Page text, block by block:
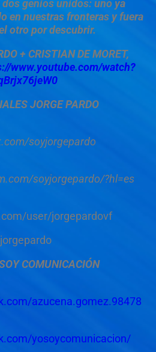
genios unidos: uno ya
en nuestras fronteras y fuera
otro por descubrir.
+ CRISTIAN DE MORET,
www.youtube.com/watch?
JORGE PARDO
soyjorgepardo
soyjorgepardo/?hl=es
user/jorgepardovf
COMUNICACIÓN
azucena.gomez.98478
yosoycomunicacion/